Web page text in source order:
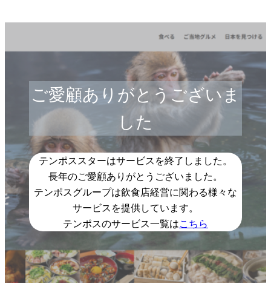
ご愛顧ありがとうございま
した
テンポススターはサービスを終了しました。
長年のご愛顧ありがとうございました。
テンポスグループは飲食店経営に関わる様々な
サービスを提供しています。
テンポスのサービス一覧はこちら